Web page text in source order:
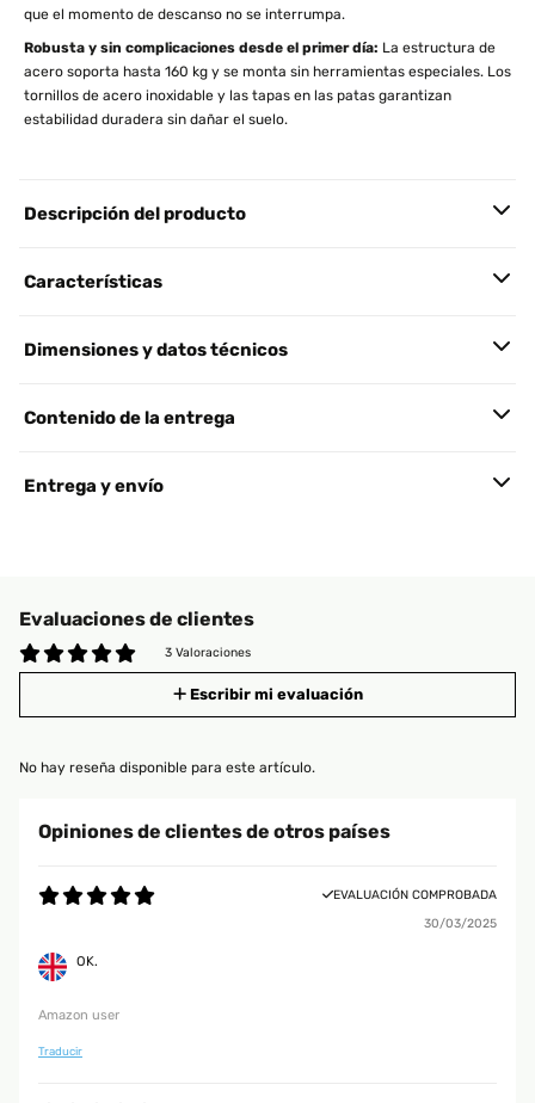
que el momento de descanso no se interrumpa.
Robusta y sin complicaciones desde el primer día: La estructura de
acero soporta hasta 160 kg y se monta sin herramientas especiales. Los
tornillos de acero inoxidable y las tapas en las patas garantizan
estabilidad duradera sin dañar el suelo.
Descripción del producto
Características
Dimensiones y datos técnicos
Contenido de la entrega
Entrega y envío
Evaluaciones de clientes
3 Valoraciones
Escribir mi evaluación
No hay reseña disponible para este artículo.
Opiniones de clientes de otros países
EVALUACIÓN COMPROBADA
30/03/2025
OK.
Amazon user
Traducir